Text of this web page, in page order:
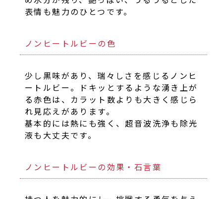
表情も魅力のひとつです。
ノンヒートルビーの色
少し黒味があり、瑞々しさを感じるノンヒ
ートルビー。ドキッとするような湧き上が
る赤色は、カラット数よりも大きく感じら
れ見応えがあります。
基本的には熱にも強く、超音波洗浄も除光
液も大丈夫です。
ノンヒートルビーの効果・石言葉